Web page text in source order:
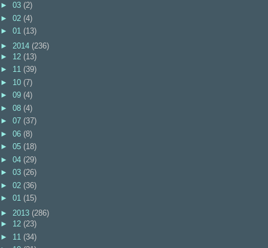
► 03 (2)
► 02 (4)
► 01 (13)
► 2014 (236)
► 12 (13)
► 11 (39)
► 10 (7)
► 09 (4)
► 08 (4)
► 07 (37)
► 06 (8)
► 05 (18)
► 04 (29)
► 03 (26)
► 02 (36)
► 01 (15)
► 2013 (286)
► 12 (23)
► 11 (34)